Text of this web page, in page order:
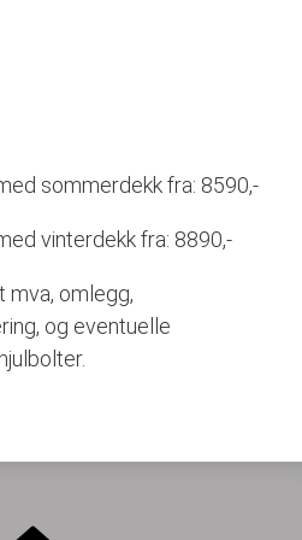
sommerdekk fra: 8590,-
vinterdekk fra: 8890,-
mva, omlegg,
og eventuelle